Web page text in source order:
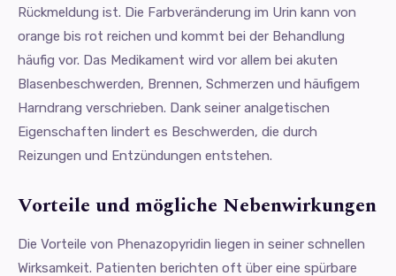
Rückmeldung ist. Die Farbveränderung im Urin kann von
orange bis rot reichen und kommt bei der Behandlung
häufig vor. Das Medikament wird vor allem bei akuten
Blasenbeschwerden, Brennen, Schmerzen und häufigem
Harndrang verschrieben. Dank seiner analgetischen
Eigenschaften lindert es Beschwerden, die durch
Reizungen und Entzündungen entstehen.
Vorteile und mögliche Nebenwirkungen
Die Vorteile von Phenazopyridin liegen in seiner schnellen
Wirksamkeit. Patienten berichten oft über eine spürbare